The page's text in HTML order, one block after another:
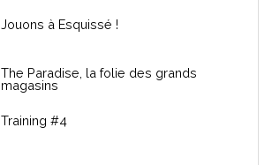
Jouons à Esquissé !
The Paradise, la folie des grands
magasins
Training #4